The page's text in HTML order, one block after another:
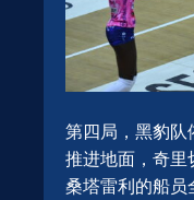
第四局，黑豹
推进地面，奇里
桑塔雷利的船员